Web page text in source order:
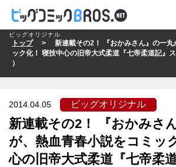
トップ> 新連載その2！ 『おかみさん』の一丸
ック化！ 寝技中心の旧帝大式柔道『七帝柔道記』
）
ビッグオリジナル
2014.04.05
新連載その2！ 『おかみさ
が、熱血青春小説をコミッ
心の旧帝大式柔道『七帝柔
ビッグオリジナル